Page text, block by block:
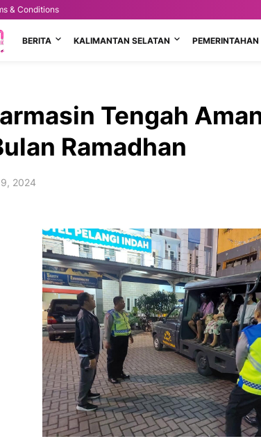
& Conditions
BERITA KALIMANTAN SELATAN PEMERINTAHAN
Tengah
Ramadhan
2024